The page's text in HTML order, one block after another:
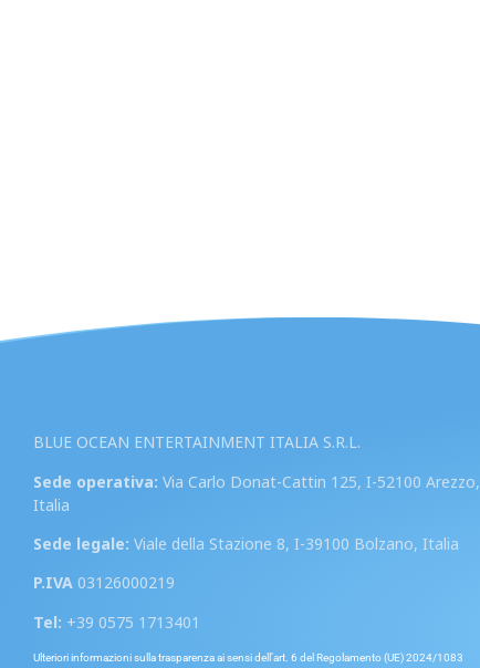
BLUE OCEAN ENTERTAINMENT ITALIA S.R.L.
Sede operativa: Via Carlo Donat-Cattin 125, I-52100 Arezzo,
Italia
Sede legale: Viale della Stazione 8, I-39100 Bolzano, Italia
P.IVA 03126000219
Tel: +39 0575 1713401
Ulteriori informazioni sulla trasparenza ai sensi dell’art. 6 del Regolamento (UE) 2024/1083